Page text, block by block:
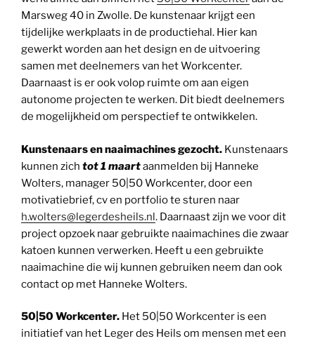
Marsweg 40 in Zwolle. De kunstenaar krijgt een
tijdelijke werkplaats in de productiehal. Hier kan
gewerkt worden aan het design en de uitvoering
samen met deelnemers van het Workcenter.
Daarnaast is er ook volop ruimte om aan eigen
autonome projecten te werken. Dit biedt deelnemers
de mogelijkheid om perspectief te ontwikkelen.
Kunstenaars en naaimachines gezocht. Kunstenaars
kunnen zich tot 1 maartaanmelden bij Hanneke
Wolters, manager 50|50 Workcenter, door een
motivatiebrief, cv en portfolio te sturen naar
h.wolters@legerdesheils.nl. Daarnaast zijn we voor dit
project opzoek naar gebruikte naaimachines die zwaar
katoen kunnen verwerken. Heeft u een gebruikte
naaimachine die wij kunnen gebruiken neem dan ook
contact op met Hanneke Wolters.
50|50 Workcenter. Het 50|50 Workcenter is een
initiatief van het Leger des Heils om mensen met een